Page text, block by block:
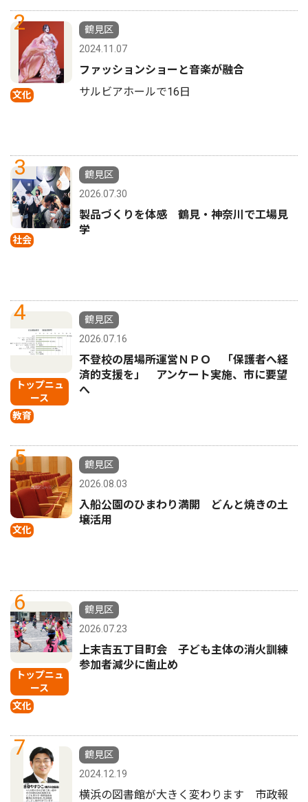
2
文化
鶴見区
2024.11.07
ファッションショーと音楽が融合
サルビアホールで16日
3
社会
鶴見区
2026.07.30
製品づくりを体感 鶴見・神奈川で工場見
学
4
トップニュ
ース
教育
鶴見区
2026.07.16
不登校の居場所運営ＮＰＯ 「保護者へ経
済的支援を」 アンケート実施、市に要望
へ
5
文化
鶴見区
2026.08.03
入船公園のひまわり満開 どんと焼きの土
壌活用
6
トップニュ
ース
文化
鶴見区
2026.07.23
上末吉五丁目町会 子ども主体の消火訓練
参加者減少に歯止め
7
鶴見区
2024.12.19
横浜の図書館が大きく変わります 市政報